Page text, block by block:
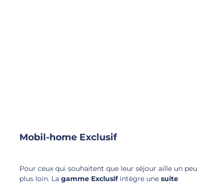
Mobil-home Exclusif
Pour ceux qui souhaitent que leur séjour aille un peu
plus loin. La gamme Exclusifintègre une suite